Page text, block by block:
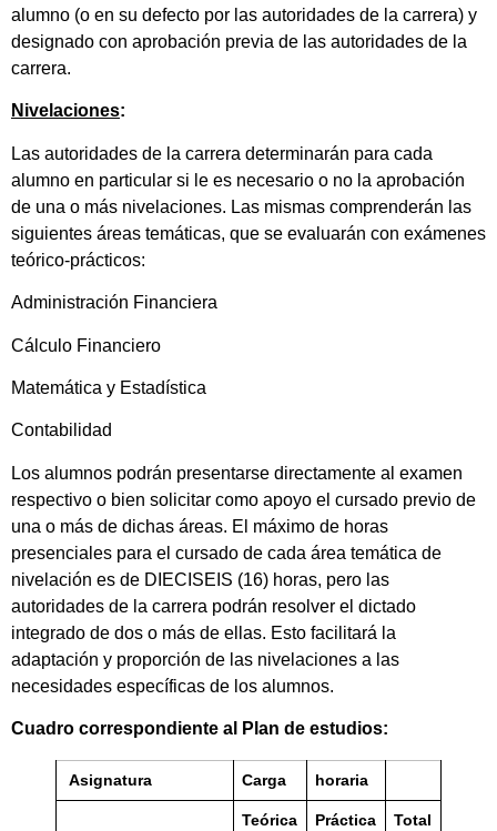
alumno (o en su defecto por las autoridades de la carrera) y
designado con aprobación previa de las autoridades de la
carrera.
Nivelaciones:
Las autoridades de la carrera determinarán para cada
alumno en particular si le es necesario o no la aprobación
de una o más nivelaciones. Las mismas comprenderán las
siguientes áreas temáticas, que se evaluarán con exámenes
teórico-prácticos:
Administración Financiera
Cálculo Financiero
Matemática y Estadística
Contabilidad
Los alumnos podrán presentarse directamente al examen
respectivo o bien solicitar como apoyo el cursado previo de
una o más de dichas áreas. El máximo de horas
presenciales para el cursado de cada área temática de
nivelación es de DIECISEIS (16) horas, pero las
autoridades de la carrera podrán resolver el dictado
integrado de dos o más de ellas. Esto facilitará la
adaptación y proporción de las nivelaciones a las
necesidades específicas de los alumnos.
Cuadro correspondiente al Plan de estudios:
Asignatura Carga horaria
Teórica Práctica Total